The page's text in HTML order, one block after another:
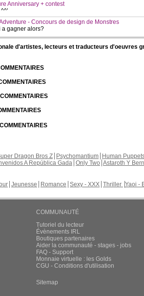
Anniversary + contest
^^'
- Concours de design de Monstres
a gagner alors?
d'artistes, lecteurs et traducteurs d'oeuvres
Dragon Bros Z Psychomantium Human
A República Gada Only Two Astaroth Y
Jeunesse Romance Sexy - XXX Thriller Yaoi -
COMMUNAUTÉ
Tutoriel du lecteur
Évènements IRL
Boutiques partenaires
Aider la communauté - stages - jobs
FAQ - Support
Monnaie virtuelle : les Golds
CGU - Conditions d'utilisation
Sitemap